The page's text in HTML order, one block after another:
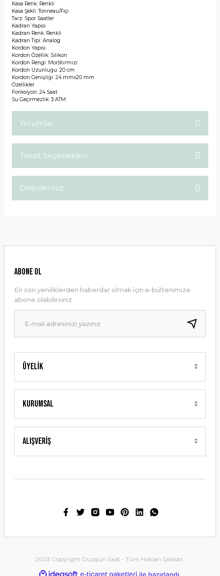
Kasa Renk: Renkli
Kasa Şekli: Tonneau/Fıçı
Tarz: Spor Saatler
Kadran Yapısı
Kadran Renk: Renkli
Kadran Tipi: Analog
Kordon Yapısı
Kordon Özellik: Silikon
Kordon Rengi: Mor|Kırmızı
Kordon Uzunluğu: 20 cm
Kordon Genişliği: 24 mmx20 mm
Özellikler
Fonksiyon: 24 Saat
Su Geçirmezlik: 3 ATM
Yorumlar
Taksit Seçenekleri
Önerileriniz
Ürün resmi kalitesiz, bozuk veya görüntülenemiyor.
Ürün bilgilerinde hatalar bulunuyor.
Ürün fiyatı diğer sitelerden daha pahalı.
Bu ürüne benzer farklı alternatifler olmalı.
Gönder
Üyelik
Kurumsal
Alışveriş
ABONE OL
En son yeniliklerden haberdar olmak için e-bültenimize
abone olabilirsiniz.
2023 Copyright Düzgün Saat - Tüm Hakları Saklıdır.
ideasoft e-